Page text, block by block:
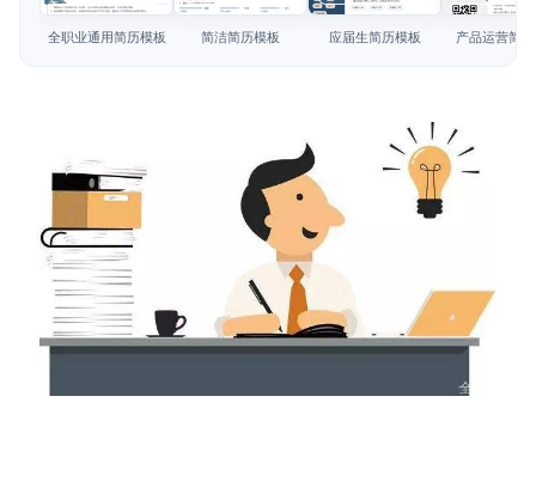
简历教程
全职业通用简历模板 简洁简历模板 应届生简历模板 产品运营简